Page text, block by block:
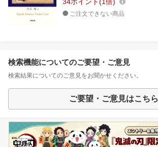
ご注文できない商品
検索機能についてのご要望・ご意見
検索結果についてのご意見をお聞かせください。
ご要望・ご意見はこちら